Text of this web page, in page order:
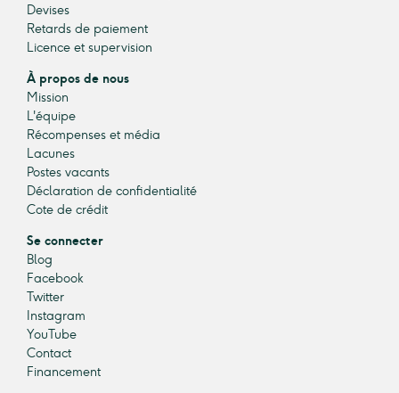
Devises
Retards de paiement
Licence et supervision
À propos de nous
Mission
L'équipe
Récompenses et média
Lacunes
Postes vacants
Déclaration de confidentialité
Cote de crédit
Se connecter
Blog
Facebook
Twitter
Instagram
YouTube
Contact
Financement